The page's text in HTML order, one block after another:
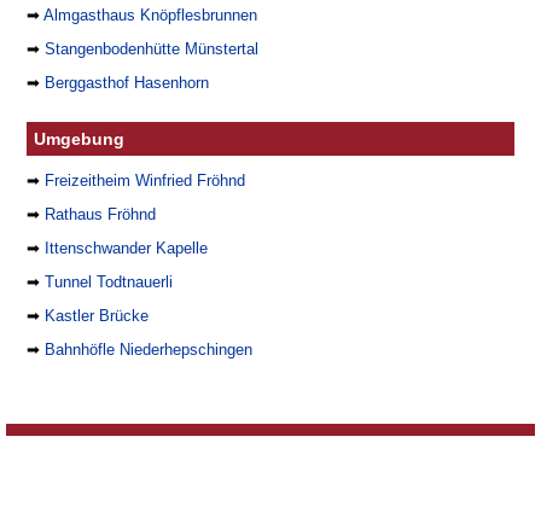
➡Almgasthaus Knöpflesbrunnen
➡Stangenbodenhütte Münstertal
➡ Berggasthof Hasenhorn
Umgebung
➡ Freizeitheim Winfried Fröhnd
➡ Rathaus Fröhnd
➡ Ittenschwander Kapelle
➡Tunnel Todtnauerli
➡ Kastler Brücke
➡ Bahnhöfle Niederhepschingen